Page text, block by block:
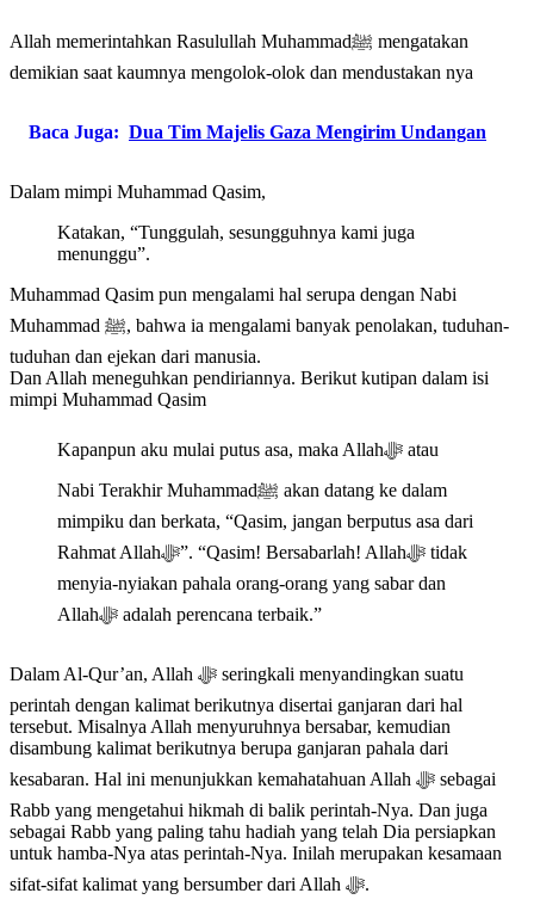
Allah memerintahkan Rasulullah Muhammadﷺ mengatakan
demikian saat kaumnya mengolok-olok dan mendustakan nya
Baca Juga: Dua Tim Majelis Gaza Mengirim Undangan
Dalam mimpi Muhammad Qasim,
Katakan, “Tunggulah, sesungguhnya kami juga
menunggu”.
Muhammad Qasim pun mengalami hal serupa dengan Nabi
Muhammad ﷺ, bahwa ia mengalami banyak penolakan, tuduhan-
tuduhan dan ejekan dari manusia.
Dan Allah meneguhkan pendiriannya. Berikut kutipan dalam isi
mimpi Muhammad Qasim
Kapanpun aku mulai putus asa, maka Allahﷻ atau
Nabi Terakhir Muhammadﷺ akan datang ke dalam
mimpiku dan berkata, “Qasim, jangan berputus asa dari
Rahmat Allahﷻ”. “Qasim! Bersabarlah! Allahﷻ tidak
menyia-nyiakan pahala orang-orang yang sabar dan
Allahﷻ adalah perencana terbaik.”
Dalam Al-Qur’an, Allah ﷻ seringkali menyandingkan suatu
perintah dengan kalimat berikutnya disertai ganjaran dari hal
tersebut. Misalnya Allah menyuruhnya bersabar, kemudian
disambung kalimat berikutnya berupa ganjaran pahala dari
kesabaran. Hal ini menunjukkan kemahatahuan Allah ﷻ sebagai
Rabb yang mengetahui hikmah di balik perintah-Nya. Dan juga
sebagai Rabb yang paling tahu hadiah yang telah Dia persiapkan
untuk hamba-Nya atas perintah-Nya. Inilah merupakan kesamaan
sifat-sifat kalimat yang bersumber dari Allah ﷻ.